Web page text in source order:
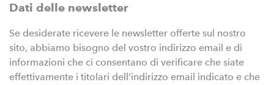
Dati delle newsletter
Se desiderate ricevere le newsletter offerte sul nostro
sito, abbiamo bisogno del vostro indirizzo email e di
informazioni che ci consentano di verificare che siate
effettivamente i titolari dell’indirizzo email indicato e che